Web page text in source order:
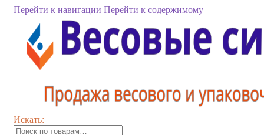
Перейти к навигации Перейти к содержимому
Искать: